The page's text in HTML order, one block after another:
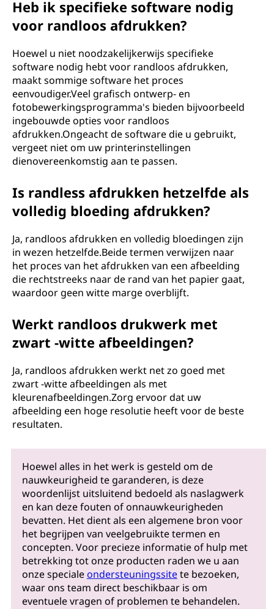
Heb ik specifieke software nodig
voor randloos afdrukken?
Hoewel u niet noodzakelijkerwijs specifieke
software nodig hebt voor randloos afdrukken,
maakt sommige software het proces
eenvoudiger.Veel grafisch ontwerp- en
fotobewerkingsprogramma's bieden bijvoorbeeld
ingebouwde opties voor randloos
afdrukken.Ongeacht de software die u gebruikt,
vergeet niet om uw printerinstellingen
dienovereenkomstig aan te passen.
Is randless afdrukken hetzelfde als
volledig bloeding afdrukken?
Ja, randloos afdrukken en volledig bloedingen zijn
in wezen hetzelfde.Beide termen verwijzen naar
het proces van het afdrukken van een afbeelding
die rechtstreeks naar de rand van het papier gaat,
waardoor geen witte marge overblijft.
Werkt randloos drukwerk met
zwart -witte afbeeldingen?
Ja, randloos afdrukken werkt net zo goed met
zwart -witte afbeeldingen als met
kleurenafbeeldingen.Zorg ervoor dat uw
afbeelding een hoge resolutie heeft voor de beste
resultaten.
Hoewel alles in het werk is gesteld om de
nauwkeurigheid te garanderen, is deze
woordenlijst uitsluitend bedoeld als naslagwerk
en kan deze fouten of onnauwkeurigheden
bevatten. Het dient als een algemene bron voor
het begrijpen van veelgebruikte termen en
concepten. Voor precieze informatie of hulp met
betrekking tot onze producten raden we u aan
onze specialeondersteuningssitete bezoeken,
waar ons team direct beschikbaar is om
eventuele vragen of problemen te behandelen.